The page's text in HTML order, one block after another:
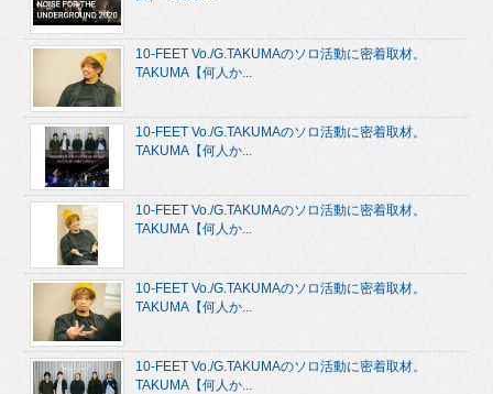
10-FEET Vo./G.TAKUMAのソロ活動に密着取材。
TAKUMA【何人か...
10-FEET Vo./G.TAKUMAのソロ活動に密着取材。
TAKUMA【何人か...
10-FEET Vo./G.TAKUMAのソロ活動に密着取材。
TAKUMA【何人か...
10-FEET Vo./G.TAKUMAのソロ活動に密着取材。
TAKUMA【何人か...
10-FEET Vo./G.TAKUMAのソロ活動に密着取材。
TAKUMA【何人か...